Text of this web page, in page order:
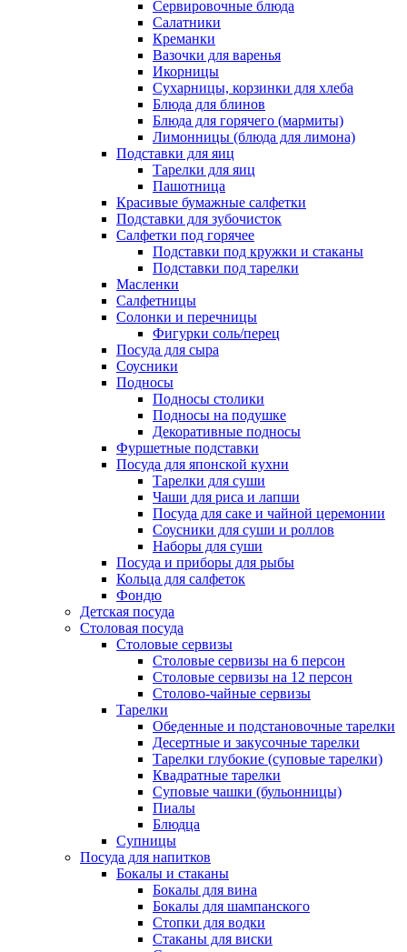
Сервировочные блюда
Салатники
Креманки
Вазочки для варенья
Икорницы
Сухарницы, корзинки для хлеба
Блюда для блинов
Блюда для горячего (мармиты)
Лимонницы (блюда для лимона)
Подставки для яиц
Тарелки для яиц
Пашотница
Красивые бумажные салфетки
Подставки для зубочисток
Салфетки под горячее
Подставки под кружки и стаканы
Подставки под тарелки
Масленки
Салфетницы
Солонки и перечницы
Фигурки соль/перец
Посуда для сыра
Соусники
Подносы
Подносы столики
Подносы на подушке
Декоративные подносы
Фуршетные подставки
Посуда для японской кухни
Тарелки для суши
Чаши для риса и лапши
Посуда для саке и чайной церемонии
Соусники для суши и роллов
Наборы для суши
Посуда и приборы для рыбы
Кольца для салфеток
Фондю
Детская посуда
Столовая посуда
Столовые сервизы
Столовые сервизы на 6 персон
Столовые сервизы на 12 персон
Столово-чайные сервизы
Тарелки
Обеденные и подстановочные тарелки
Десертные и закусочные тарелки
Тарелки глубокие (суповые тарелки)
Квадратные тарелки
Суповые чашки (бульонницы)
Пиалы
Блюдца
Супницы
Посуда для напитков
Бокалы и стаканы
Бокалы для вина
Бокалы для шампанского
Стопки для водки
Стаканы для виски